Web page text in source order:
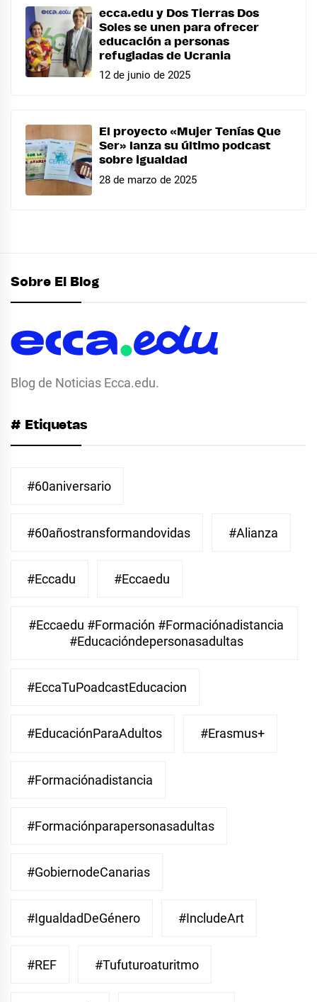
ecca.edu y Dos Tierras Dos
Soles se unen para ofrecer
educación a personas
refugiadas de Ucrania
12 de junio de 2025
El proyecto «Mujer Tenías Que
Ser» lanza su último podcast
sobre igualdad
28 de marzo de 2025
Sobre El Blog
Blog de Noticias Ecca.edu.
# Etiquetas
#60aniversario
#60añostransformandovidas #Alianza
#eccadu #eccaedu
#eccaedu #formación #formaciónadistancia
#educacióndepersonasadultas
#EccaTuPoadcastEducacion
#EducaciónParaAdultos #Erasmus+
#Formaciónadistancia
#Formaciónparapersonasadultas
#GobiernodeCanarias
#IgualdadDeGénero #IncludeArt
#REF #Tufuturoaturitmo